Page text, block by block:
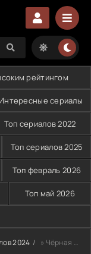
рейтингом
Интересные сериалы
Топ сериалов 2022
Топ сериалов 2025
Топ февраль 2026
Топ май 2026
2024 » Чёрная шелковица (2024)